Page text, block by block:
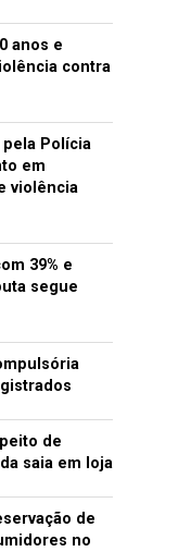
anos e
contra
Polícia
em
violência
39% e
segue
de
saia em loja
de
no